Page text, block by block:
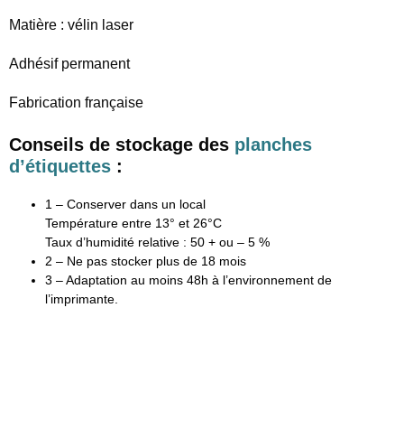
Matière : vélin laser
Adhésif permanent
Fabrication française
Conseils de stockage des planches
d’étiquettes :
1 – Conserver dans un local
Température entre 13° et 26°C
Taux d’humidité relative : 50 + ou – 5 %
2 – Ne pas stocker plus de 18 mois
3 – Adaptation au moins 48h à l’environnement de
l’imprimante.